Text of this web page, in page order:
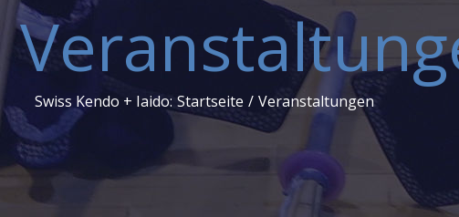
Swiss Kendo + Iaido: Startseite / Veranstaltungen